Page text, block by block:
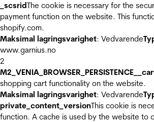
_scsridThe cookie is necessary for the
payment function on the website. This
shopify.com.
Maksimal lagringsvarighet: Vedvarende
www.garnius.no
2
shopping cart functionality on the website.
Maksimal lagringsvarighet: Vedvarende
private_content_versionThis cookie is
function. A cache is used by the website to